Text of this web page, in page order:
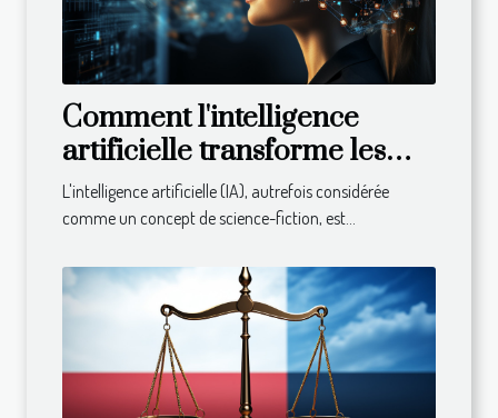
Comment l'intelligence
artificielle transforme les
entreprises
L'intelligence artificielle (IA), autrefois considérée
comme un concept de science-fiction, est...